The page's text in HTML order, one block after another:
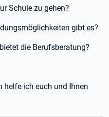
Schule zu gehen?
gibt es?
die Berufsberatung?
helfe ich euch und Ihnen